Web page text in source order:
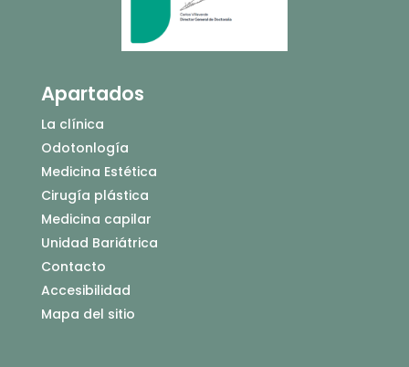
Apartados
La clínica
Odotonlogía
Medicina Estética
Cirugía plástica
Medicina capilar
Unidad Bariátrica
Contacto
Accesibilidad
Mapa del sitio